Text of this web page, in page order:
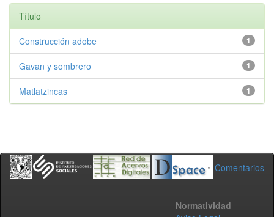
Título
1
Construcción adobe
1
Gavan y sombrero
1
Matlatzincas
Comentarios
Normatividad